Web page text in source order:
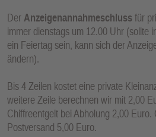
Der Anzeigenannahmeschlussfür
immer dienstags um 12.00 Uhr (sollte
ein Feiertag sein, kann sich der
ändern).
Bis 4 Zeilen kostet eine private
weitere Zeile berechnen wir mit 2,00
Chiffreentgelt bei Abholung 2,00 Euro.
Postversand 5,00 Euro.